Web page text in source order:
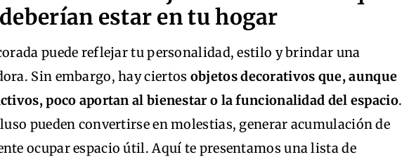
estar en tu hogar
puede reflejar tu personalidad, estilo y brindar una
Sin embargo, hay ciertos objetos decorativos que, aunque
poco aportan al bienestar o la funcionalidad del espacio.
pueden convertirse en molestias, generar acumulación de
ocupar espacio útil. Aquí te presentamos una lista de